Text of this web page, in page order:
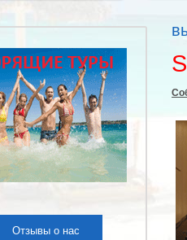
Отзывы о нас